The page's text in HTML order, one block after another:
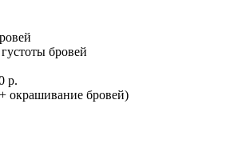
бровей
р.
окрашивание бровей)